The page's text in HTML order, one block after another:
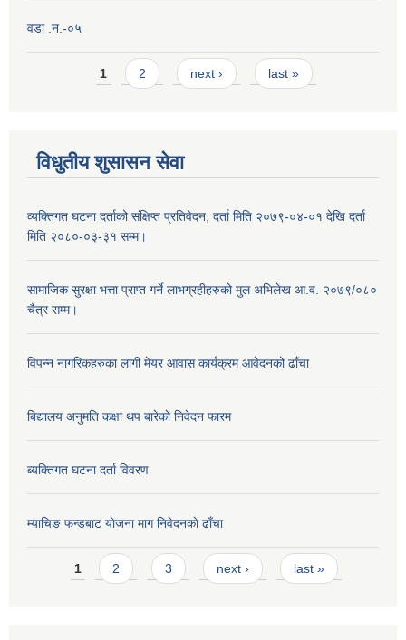
वडा .न.-०५
Pages1 2 next › last »
विधुतीय शुसासन सेवा
व्यक्तिगत घटना दर्ताको संक्षिप्त प्रतिवेदन, दर्ता मिति २०७९-०४-०१ देखि दर्ता
मिति २०८०-०३-३१ सम्म।
सामाजिक सुरक्षा भत्ता प्राप्त गर्ने लाभग्रहीहरुको मुल अभिलेख आ.व. २०७९/०८०
चैत्र सम्म।
विपन्न नागरिकहरुका लागी मेयर आवास कार्यक्रम आवेदनको ढाँचा
बिद्यालय अनुमति कक्षा थप बारेकाे निवेदन फारम
ब्यक्तिगत घटना दर्ता विवरण
म्याचिङ फन्डबाट याेजना माग निवेदनकाे ढाँचा
Pages
1 2 3 next › last »